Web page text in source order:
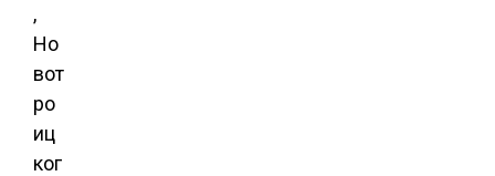
,
Но
вот
ро
иц
ког